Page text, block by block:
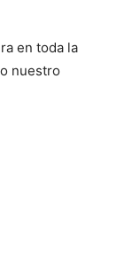
en toda la
nuestro